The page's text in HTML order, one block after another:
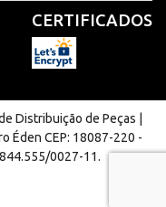
CERTIFICADOS
Distribuição de Peças |
Éden CEP: 18087-220 -
0027-11.